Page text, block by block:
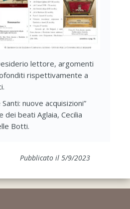
lettore, argomenti
rispettivamente a
nuove acquisizioni”
beati Aglaia, Cecilia
Botti.
Pubblicato il 5/9/2023